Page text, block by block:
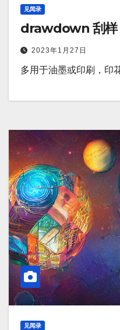
见闻录
drawdown 刮样
2023年1月27日
多用于油墨或印刷，印
见闻录